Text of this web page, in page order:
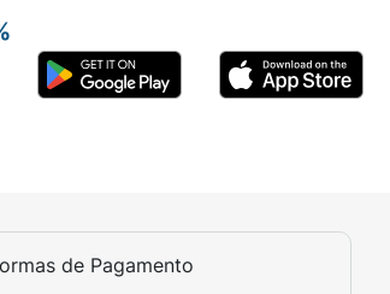
ou vasculares.
outro componente
ao seu médico
de Pagamento